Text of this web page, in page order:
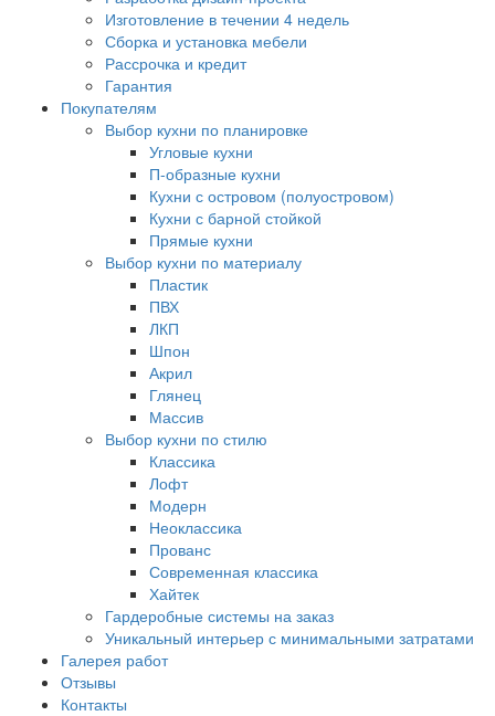
Изготовление в течении 4 недель
Сборка и установка мебели
Рассрочка и кредит
Гарантия
Покупателям
Выбор кухни по планировке
Угловые кухни
П-образные кухни
Кухни с островом (полуостровом)
Кухни с барной стойкой
Прямые кухни
Выбор кухни по материалу
Пластик
ПВХ
ЛКП
Шпон
Акрил
Глянец
Массив
Выбор кухни по стилю
Классика
Лофт
Модерн
Неоклассика
Прованс
Современная классика
Хайтек
Гардеробные системы на заказ
Уникальный интерьер с минимальными затратами
Галерея работ
Отзывы
Контакты